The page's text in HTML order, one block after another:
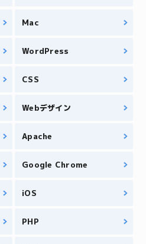
Mac
WordPress
CSS
Webデザイン
Apache
Google Chrome
iOS
PHP